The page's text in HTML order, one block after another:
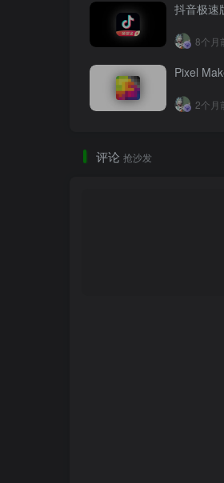
抖音极速
8个月
Pixel
2个月
评论 抢沙发